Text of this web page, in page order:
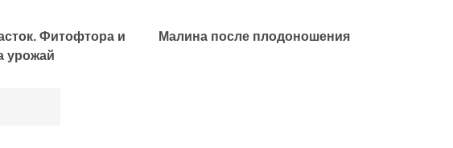
Фитофтора и
урожай
Малина после плодоношения